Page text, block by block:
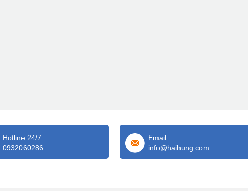
Hotline 24/7:
0932060286
Email:
info@haihung.com